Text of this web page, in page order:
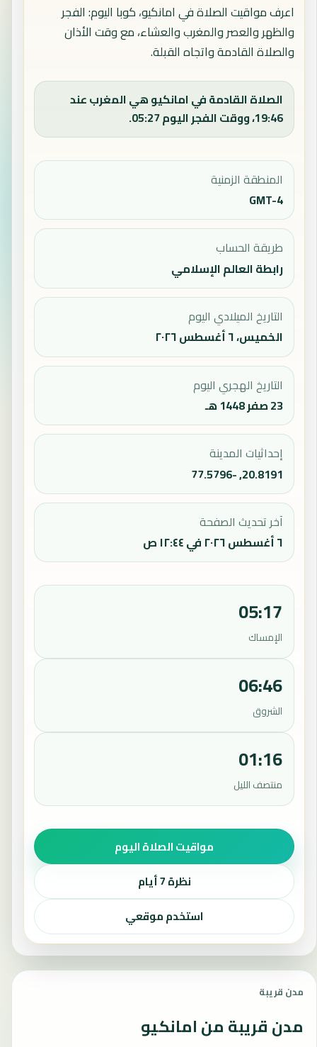
اعرف مواقيت الصلاة في امانكيو، كوبا اليوم: الفجر
والظهر والعصر والمغرب والعشاء، مع وقت الأذان
والصلاة القادمة واتجاه القبلة.
الصلاة القادمة في امانكيو هي المغرب عند
19:46، ووقت الفجر اليوم 05:27.
المنطقة الزمنية
GMT-4
طريقة الحساب
رابطة العالم الإسلامي
التاريخ الميلادي اليوم
الخميس، ٦ أغسطس ٢٠٢٦
التاريخ الهجري اليوم
23 صفر 1448 هـ
إحداثيات المدينة
20.8191, -77.5796
آخر تحديث الصفحة
٦ أغسطس ٢٠٢٦ في ١٢:٤٤ ص
05:17
الإمساك
06:46
الشروق
01:16
منتصف الليل
مواقيت الصلاة اليوم
نظرة 7 أيام
استخدم موقعي
مدن قريبة
مدن قريبة من امانكيو